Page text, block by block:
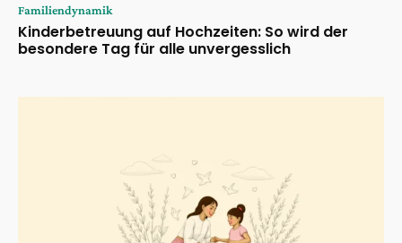
Familiendynamik
Kinderbetreuung auf Hochzeiten: So wird der
besondere Tag für alle unvergesslich